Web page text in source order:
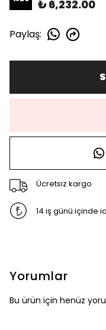
₺ 6,232.00
Paylaş:
Ücretsiz kargo
14 iş günü içinde
Yorumlar
Bu ürün için henüz